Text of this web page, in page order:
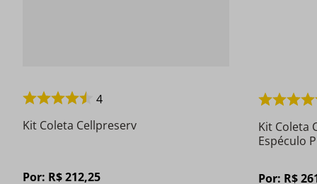
4
Kit Coleta Cellpreserv
Por: R$212,25
Kit Coleta
Espéculo
Por: R$